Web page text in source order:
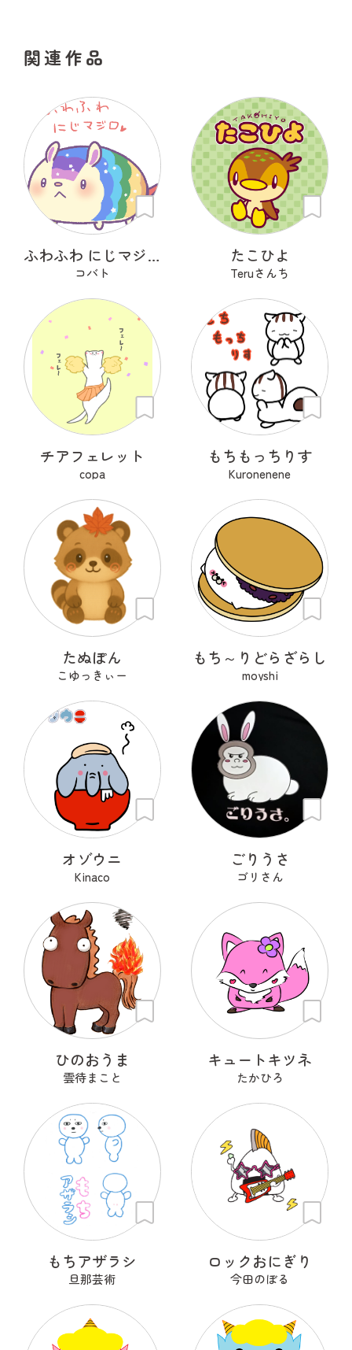
関連作品
ふわふわ にじマジロ
コバト
たこひよ
Teruさんち
チアフェレット
copa
もちもっちりす
Kuronenene
たぬぽん
こゆっきぃー
もち～りどらざらし
moyshi
オゾウニ
Kinaco
ごりうさ
ゴリさん
ひのおうま
雲待まこと
キュートキツネ
たかひろ
もちアザラシ
旦那芸術
ロックおにぎり
今田のぼる